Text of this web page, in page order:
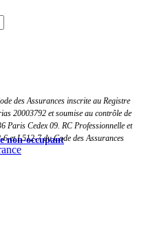
non-occupant
des Assurances inscrite au Registre
20003792 et soumise au contrôle de
Paris Cedex 09. RC Professionnelle et
et L512-7 du Code des Assurances